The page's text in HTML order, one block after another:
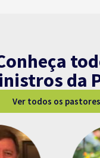
da
Ver todos os pastores